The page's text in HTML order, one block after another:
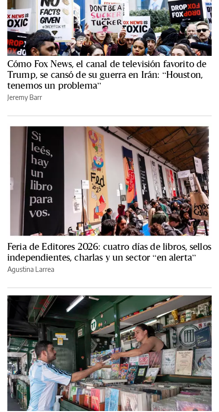
Cómo Fox News, el canal de televisión favorito de
Trump, se cansó de su guerra en Irán: “Houston,
tenemos un problema”
Jeremy Barr
Feria de Editores 2026: cuatro días de libros, sellos
independientes, charlas y un sector “en alerta”
Agustina Larrea